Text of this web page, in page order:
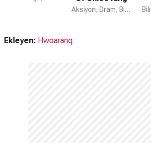
Hayır. Once Upon a Time için devam dizisi
Aksiyon, Dram, Bilim Kurgu
Ekleyen: Hwoaranq